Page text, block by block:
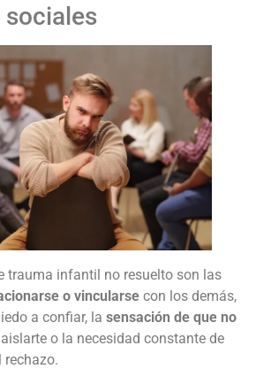
trauma infantil no resuelto son las
o vincularse con los demás,
a confiar, la sensación de que no
o la necesidad constante de
rechazo.